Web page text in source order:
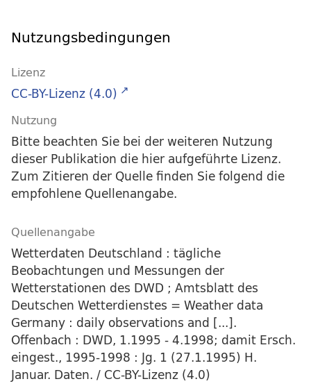
Nutzungsbedingungen
Lizenz
CC-BY-Lizenz (4.0)
Nutzung
Bitte beachten Sie bei der weiteren Nutzung
dieser Publikation die hier aufgeführte Lizenz.
Zum Zitieren der Quelle finden Sie folgend die
empfohlene Quellenangabe.
Quellenangabe
Wetterdaten Deutschland : tägliche
Beobachtungen und Messungen der
Wetterstationen des DWD ; Amtsblatt des
Deutschen Wetterdienstes = Weather data
Germany : daily observations and [...].
Offenbach : DWD, 1.1995 - 4.1998; damit Ersch.
eingest., 1995-1998 : Jg. 1 (27.1.1995) H.
Januar. Daten. / CC-BY-Lizenz (4.0)